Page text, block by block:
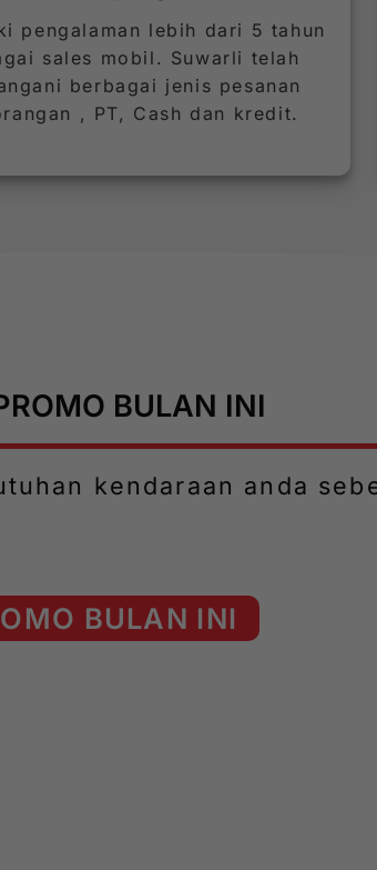
pengalaman lebih dari 5 tahun
sales mobil. Suwarli telah
berbagai jenis pesanan
, PT, Cash dan kredit.
BULAN INI
kendaraan anda
BULAN INI